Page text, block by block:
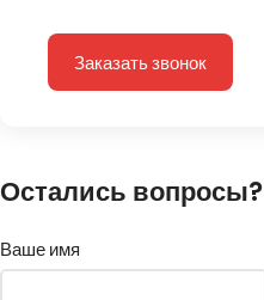
Заказать звонок
Остались вопросы?
Ваше имя